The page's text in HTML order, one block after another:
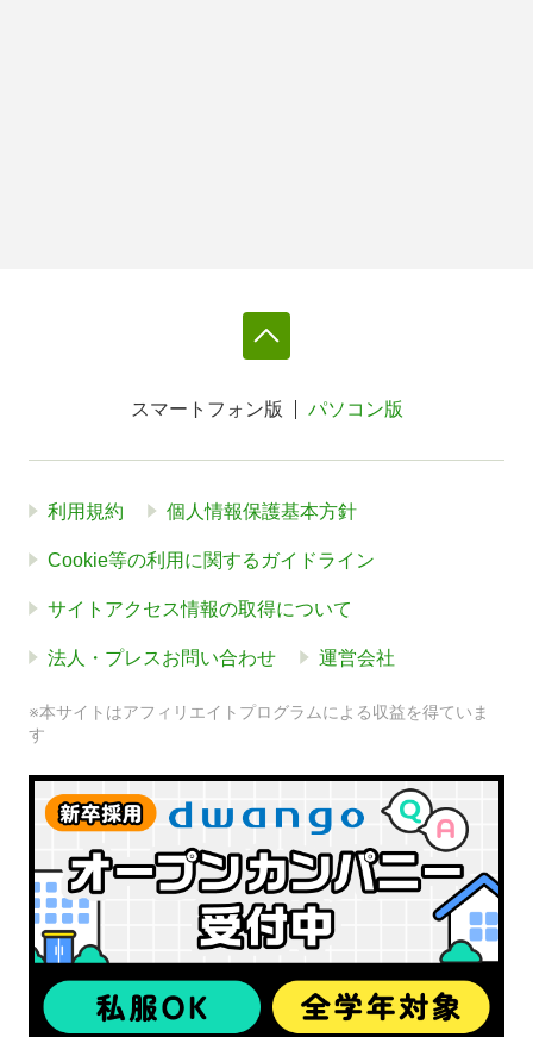
スマートフォン版 パソコン版
利用規約 個人情報保護基本方針
Cookie等の利用に関するガイドライン
サイトアクセス情報の取得について
法人・プレスお問い合わせ 運営会社
※本サイトはアフィリエイトプログラムによる収益を得ていま
す